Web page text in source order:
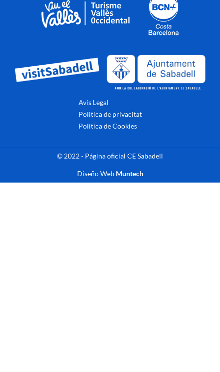
Avis Legal
Politica de privacitat
Politica de Cookies
© 2022 - Página oficial CE Sabadell
Diseño Web Muntech